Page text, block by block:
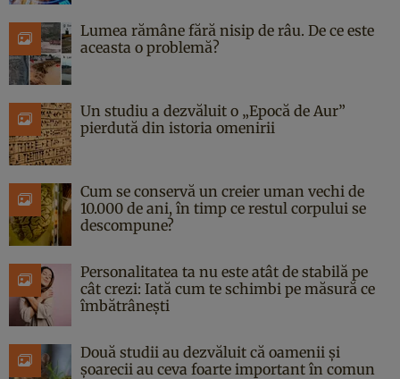
Lumea rămâne fără nisip de râu. De ce este
aceasta o problemă?
Un studiu a dezvăluit o „Epocă de Aur”
pierdută din istoria omenirii
Cum se conservă un creier uman vechi de
10.000 de ani, în timp ce restul corpului se
descompune?
Personalitatea ta nu este atât de stabilă pe
cât crezi: Iată cum te schimbi pe măsură ce
îmbătrânești
Două studii au dezvăluit că oamenii și
șoarecii au ceva foarte important în comun